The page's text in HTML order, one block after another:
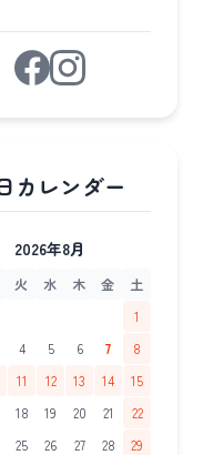
2026年8月
火 水 木 金
土
1
4 5 6 7
8
11 12 13 14
15
18 19 20 21
22
25 26 27 28
29